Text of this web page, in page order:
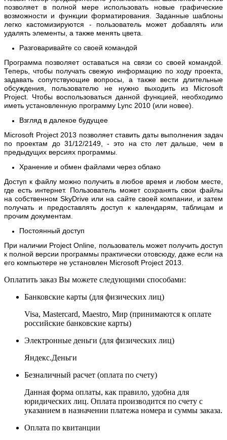
позволяет в полной мере использовать новые графические
возможности и функции форматирования. Заданные шаблоны
легко кастомизируются - пользователь может добавлять или
удалять элементы, а также менять цвета.
Разговаривайте со своей командой
Программа позволяет оставаться на связи со своей командой.
Теперь, чтобы получать свежую информацию по ходу проекта,
задавать сопутствующие вопросы, а также вести длительные
обсуждения, пользователю не нужно выходить из Microsoft
Project. Чтобы воспользоваться данной функцией, необходимо
иметь установленную программу Lync 2010 (или новее).
Взгляд в далекое будущее
Microsoft Project 2013 позволяет ставить даты выполнения задач
по проектам до 31/12/2149, - это на сто лет дальше, чем в
предыдущих версиях программы.
Хранение и обмен файлами через облако
Доступ к файлу можно получить в любое время и любом месте,
где есть интернет. Пользователь может сохранять свои файлы
на собственном SkyDrive или на сайте своей компании, и затем
получать и предоставлять доступ к календарям, таблицам и
прочим документам.
Постоянный доступ
При наличии Project Online, пользователь может получить доступ
к полной версии программы практически отовсюду, даже если на
его компьютере не установлен Microsoft Project 2013.
Оплатить заказ Вы можете следующими способами:
Банковские карты (для физических лиц)
Visa, Mastercard, Maestro, Мир (принимаются к оплате
российские банковские карты)
Электронные деньги (для физических лиц)
Яндекс.Деньги
Безналичный расчет (оплата по счету)
Данная форма оплаты, как правило, удобна для
юридических лиц. Оплата производится по счету с
указанием в назначении платежа номера и суммы заказа.
Оплата по квитанции